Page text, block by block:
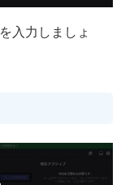
を入力しましょ